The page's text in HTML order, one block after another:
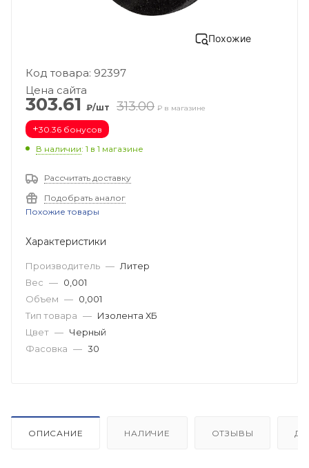
Похожие
Код товара: 92397
Цена сайта
303.61 ₽/шт 313.00 ₽ в магазине
+30.36 бонусов
В наличии: 1 в 1 магазине
Рассчитать доставку
Подобрать аналог
Похожие товары
Характеристики
Производитель — Литер
Вес — 0,001
Объем — 0,001
Тип товара — Изолента ХБ
Цвет — Черный
Фасовка — 30
ОПИСАНИЕ НАЛИЧИЕ ОТЗЫВЫ